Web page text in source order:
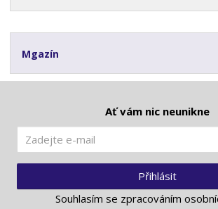
Mgazín
Ať vám nic neunikne
Přihlásit
Souhlasím se zpracováním